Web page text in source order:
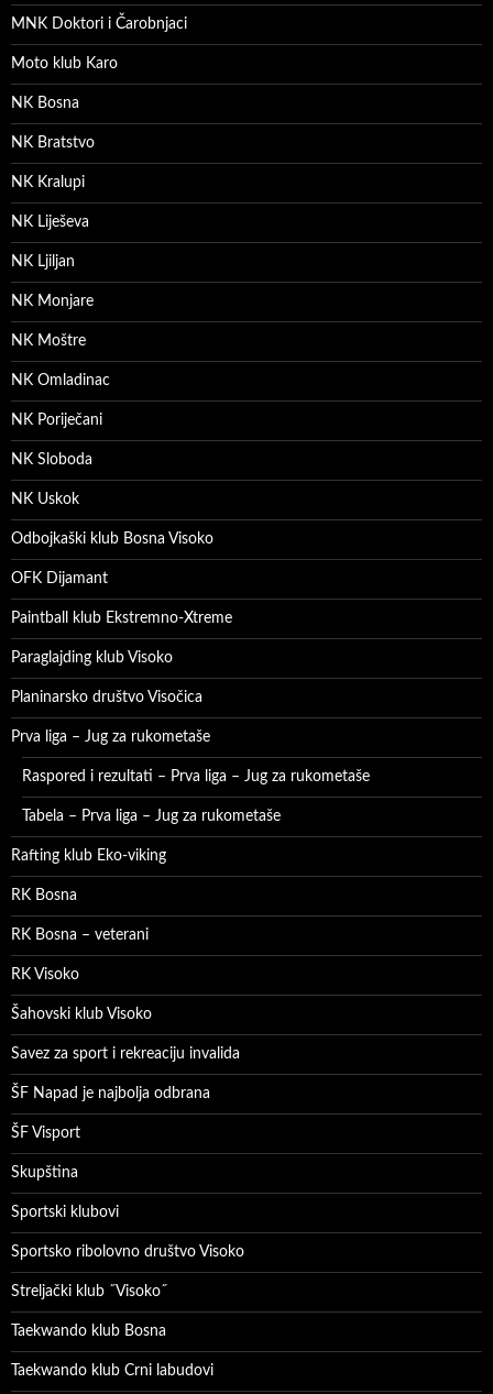
MNK Doktori i Čarobnjaci
Moto klub Karo
NK Bosna
NK Bratstvo
NK Kralupi
NK Liješeva
NK Ljiljan
NK Monjare
NK Moštre
NK Omladinac
NK Poriječani
NK Sloboda
NK Uskok
Odbojkaški klub Bosna Visoko
OFK Dijamant
Paintball klub Ekstremno-Xtreme
Paraglajding klub Visoko
Planinarsko društvo Visočica
Prva liga – Jug za rukometaše
Raspored i rezultati – Prva liga – Jug za rukometaše
Tabela – Prva liga – Jug za rukometaše
Rafting klub Eko-viking
RK Bosna
RK Bosna – veterani
RK Visoko
Šahovski klub Visoko
Savez za sport i rekreaciju invalida
ŠF Napad je najbolja odbrana
ŠF Visport
Skupština
Sportski klubovi
Sportsko ribolovno društvo Visoko
Streljački klub ˝Visoko˝
Taekwando klub Bosna
Taekwando klub Crni labudovi